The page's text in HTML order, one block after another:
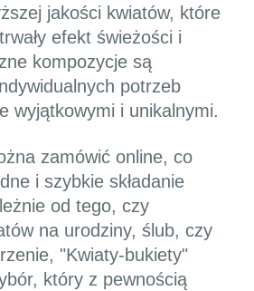
jakości kwiatów, które
efekt świeżości i
kompozycje są
potrzeb
wyjątkowymi i unikalnymi.
zamówić online, co
i szybkie składanie
od tego, czy
na urodziny, ślub, czy
"Kwiaty-bukiety"
który z pewnością